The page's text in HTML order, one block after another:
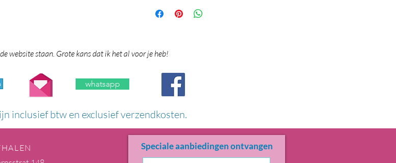
website staan. Grote kans dat ik het al voor je heb!
whatsapp
inclusief btw en exclusief verzendkosten.
Speciale aanbiedingen ontvangen